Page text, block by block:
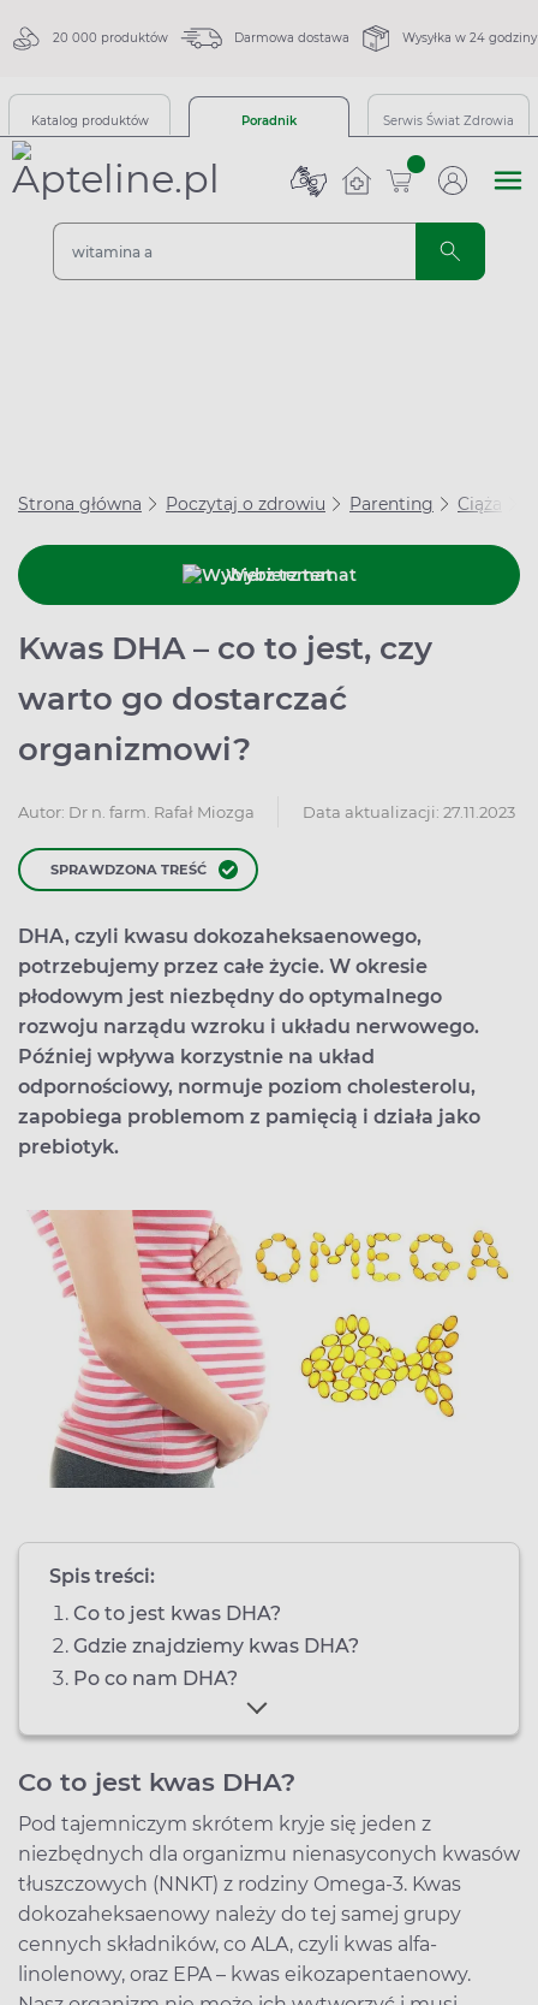
20 000 produktów Darmowa dostawa Wysyłka w 24 godziny
Katalog produktów Poradnik Serwis Świat Zdrowia
sztuk
Strona główna Poczytaj o zdrowiu Parenting Ciąża
Wybierz temat
Kwas DHA – co to jest, czy
warto go dostarczać
organizmowi?
Autor: Dr n. farm. Rafał Miozga Data aktualizacji: 27.11.2023
SPRAWDZONA TREŚĆ
DHA, czyli kwasu dokozaheksaenowego,
potrzebujemy przez całe życie. W okresie
płodowym jest niezbędny do optymalnego
rozwoju narządu wzroku i układu nerwowego.
Później wpływa korzystnie na układ
odpornościowy, normuje poziom cholesterolu,
zapobiega problemom z pamięcią i działa jako
prebiotyk.
Spis treści:
Co to jest kwas DHA?
Gdzie znajdziemy kwas DHA?
Po co nam DHA?
Co to jest kwas DHA?
Pod tajemniczym skrótem kryje się jeden z
niezbędnych dla organizmu nienasyconych kwasów
tłuszczowych (NNKT) z rodziny Omega-3. Kwas
dokozaheksaenowy należy do tej samej grupy
cennych składników, co ALA, czyli kwas alfa-
linolenowy, oraz EPA – kwas eikozapentaenowy.